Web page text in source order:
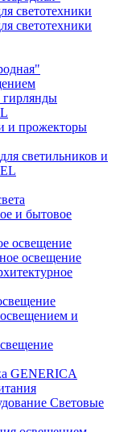
светотехники
светотехники
и прожекторы
светильников и
и бытовое
освещение
освещение
и
GENERICA
Световые